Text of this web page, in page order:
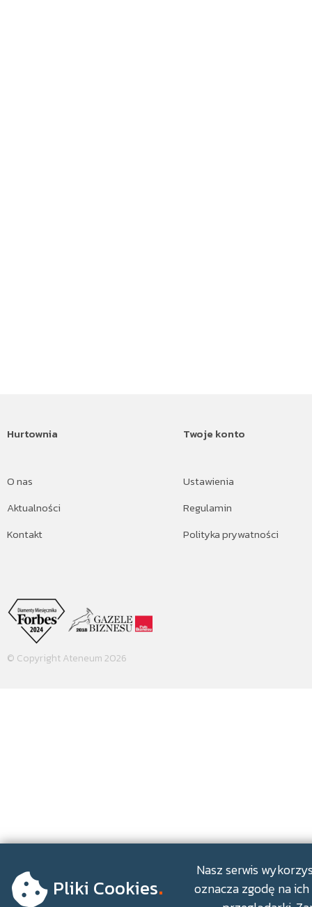
Hurtownia
O nas
Aktualności
Kontakt
Twoje konto
Ustawienia
Regulamin
Polityka prywatności
© Copyright Ateneum 2026
Pliki Cookies.
Nasz serwis
oznacza zgodę na